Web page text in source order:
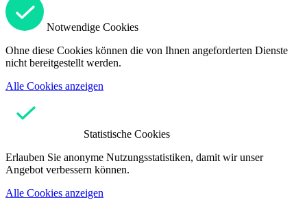
Notwendige Cookies
Ohne diese Cookies können die von Ihnen angeforderten Dienste
nicht bereitgestellt werden.
Alle Cookies anzeigen
Statistische Cookies
Erlauben Sie anonyme Nutzungsstatistiken, damit wir unser
Angebot verbessern können.
Alle Cookies anzeigen